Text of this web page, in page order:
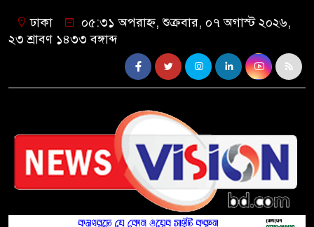
ঢাকা
০৫:৩১ অপরাহ্ন, শুক্রবার, ০৭ অগাস্ট ২০২৬,
২৩ শ্রাবণ ১৪৩৩ বঙ্গাব্দ